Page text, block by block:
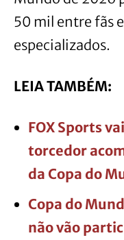
50 mil entre fãs
especializados.
LEIA TAMBÉM:
FOX Sports
torcedor
da Copa do
Copa do
não vão